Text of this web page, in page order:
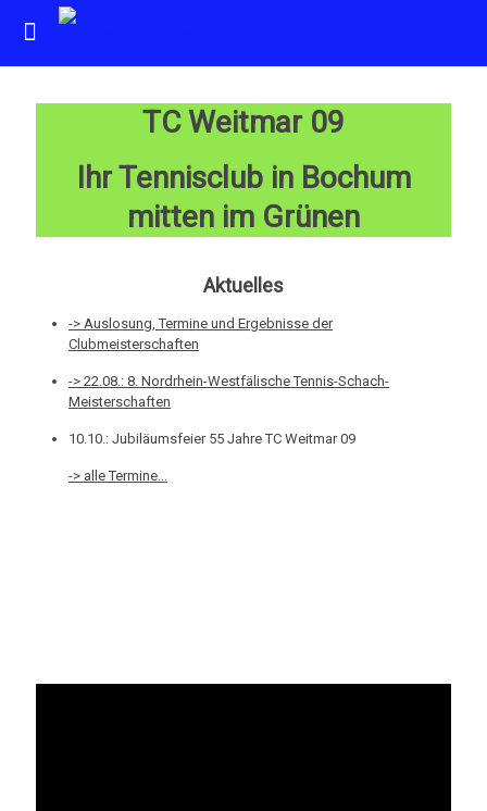
TC Weitmar 09
Ihr Tennisclub in Bochum
mitten im Grünen
Aktuelles
-> Auslosung, Termine und Ergebnisse der
Clubmeisterschaften
-> 22.08.: 8. Nordrhein-Westfälische Tennis-Schach-
Meisterschaften
10.10.: Jubiläumsfeier 55 Jahre TC Weitmar 09
-> alle Termine...